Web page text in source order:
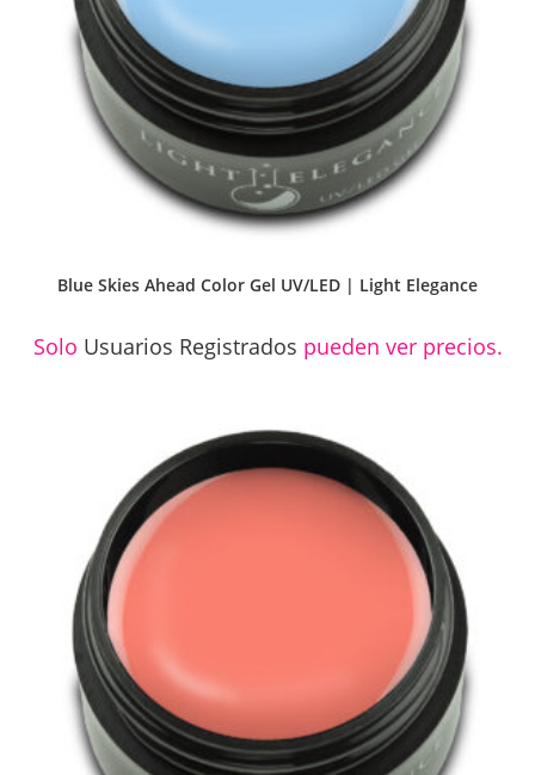
Blue Skies Ahead Color Gel UV/LED | Light Elegance
Solo Usuarios Registrados pueden ver precios.